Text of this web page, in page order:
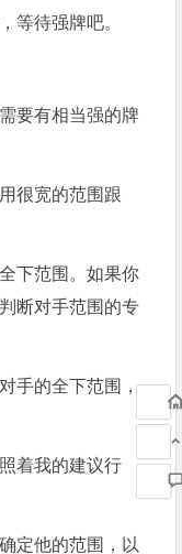
等待强牌吧。
要有相当强的牌
很宽的范围跟
下范围。如果你
断对手范围的专
手的全下范围，
着我的建议行
定他的范围，以